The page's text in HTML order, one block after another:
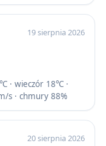
19 sierpnia 2026
· wieczór 18℃ ·
s · chmury 88%
20 sierpnia 2026